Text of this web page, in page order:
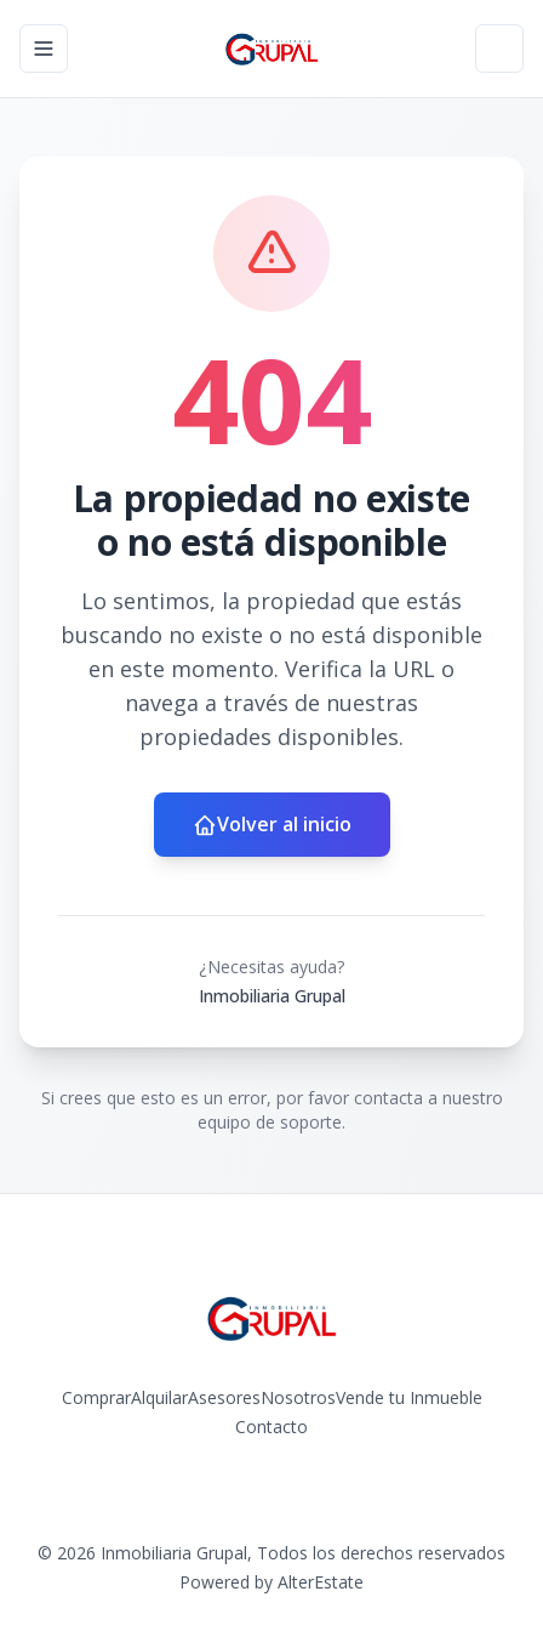
Toggle navigation menu
404
La propiedad no existe
o no está disponible
Lo sentimos, la propiedad que estás
buscando no existe o no está disponible
en este momento. Verifica la URL o
navega a través de nuestras
propiedades disponibles.
Volver al inicio
¿Necesitas ayuda?
Inmobiliaria Grupal
Si crees que esto es un error, por favor contacta a nuestro
equipo de soporte.
ComprarAlquilarAsesoresNosotrosVende tu Inmueble
Contacto
© 2026 Inmobiliaria Grupal, Todos los derechos reservados
Powered by AlterEstate